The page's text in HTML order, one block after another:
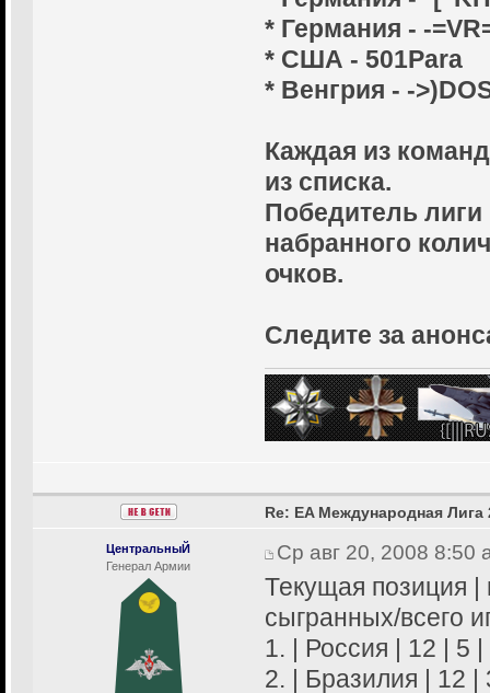
* Германия - -
* США - 501Para
* Венгрия - -
Каждая из
из списка.
Победитель
набранного
очков.
Следите за
ЦентральныЙ
Генерал Армии
Re: EA Международная Лига
Ср авг 20, 2008 8:50
Текущая позиция |
сыгранных/всего
1. | Россия | 12 | 5
2. | Бразилия | 12 |